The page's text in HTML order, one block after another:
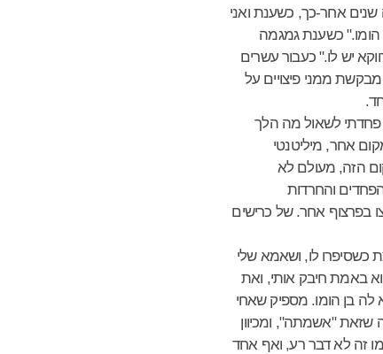
אחר-כך, כשענת ואני
הומו." כשענת גמגמה
יש לו." כעבור עשרים
מבקשת ממני פיצויים על
פחדתי לשאול מה הלך
אחר, מיליטנטי
הזה, מעולם לא
והחרדות
בפרצוף אחר. של כרישים
כשסיפרו לו, ושאמא שלי
באמת חיבק אותי, ואת
לה בן הומו. מספיק שאחי
"אשמתה", ומכיוון
זה לא דבר רע, ואף אחד